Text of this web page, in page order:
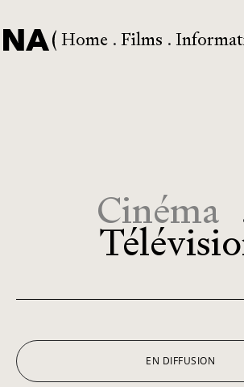
Home Films
Cinéma
EN DIFFUSION